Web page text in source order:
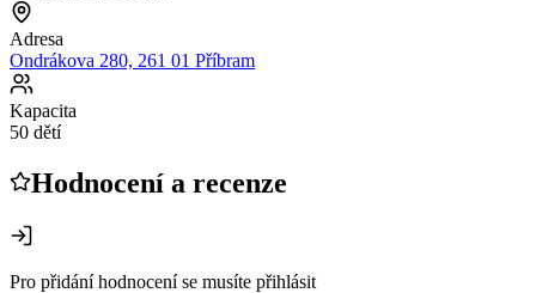
Adresa
Ondrákova 280, 261 01 Příbram
Kapacita
50 dětí
Hodnocení a recenze
Pro přidání hodnocení se musíte přihlásit